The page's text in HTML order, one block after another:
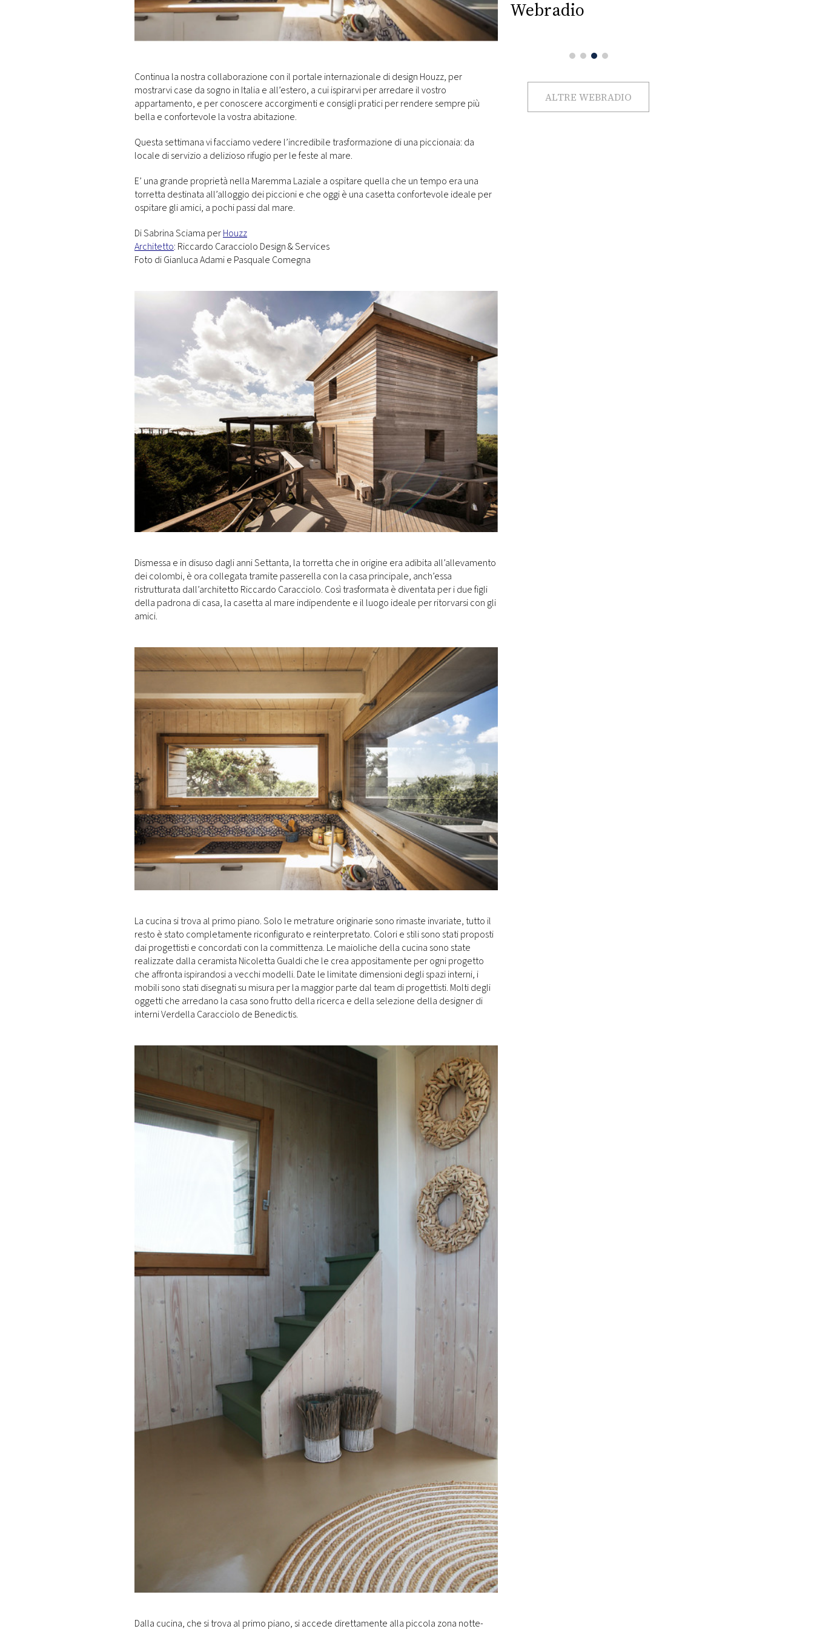
DI
MONACO
Continua la nostra collaborazione con il portale internazionale di design Houzz, per
mostrarvi case da sogno in Italia e all’estero, a cui ispirarvi per arredare il vostro
appartamento, e per conoscere accorgimenti e consigli pratici per rendere sempre più
bella e confortevole la vostra abitazione.
Questa settimana vi facciamo vedere l’incredibile trasformazione di una piccionaia: da
locale di servizio a delizioso rifugio per le feste al mare.
E’ una grande proprietà nella Maremma Laziale a ospitare quella che un tempo era una
torretta destinata all’alloggio dei piccioni e che oggi è una casetta confortevole ideale per
ospitare gli amici, a pochi passi dal mare.
Di Sabrina Sciama perHouzz
Architetto: Riccardo Caracciolo Design & Services
Foto di Gianluca Adami e Pasquale Comegna
Dismessa e in disuso dagli anni Settanta, la torretta che in origine era adibita all’allevamento
dei colombi, è ora collegata tramite passerella con la casa principale, anch’essa
ristrutturata dall’architetto Riccardo Caracciolo. Così trasformata è diventata per i due figli
della padrona di casa, la casetta al mare indipendente e il luogo ideale per ritorvarsi con gli
amici.
La cucina si trova al primo piano. Solo le metrature originarie sono rimaste invariate, tutto il
resto è stato completamente riconfigurato e reinterpretato. Colori e stili sono stati proposti
dai progettisti e concordati con la committenza. Le maioliche della cucina sono state
realizzate dalla ceramista Nicoletta Gualdi che le crea appositamente per ogni progetto
che affronta ispirandosi a vecchi modelli. Date le limitate dimensioni degli spazi interni, i
mobili sono stati disegnati su misura per la maggior parte dal team di progettisti. Molti degli
oggetti che arredano la casa sono frutto della ricerca e della selezione della designer di
interni Verdella Caracciolo de Benedictis.
Dalla cucina, che si trova al primo piano, si accede direttamente alla piccola zona notte-
Webradio
ALTRE WEBRADIO